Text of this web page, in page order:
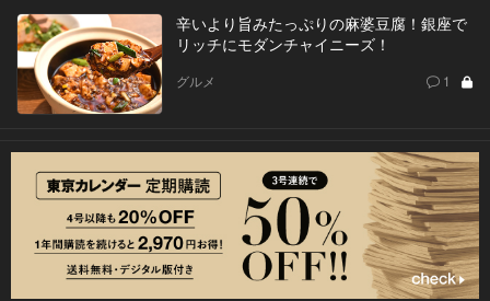
辛いより旨みたっぷりの麻婆豆腐！銀座で
リッチにモダンチャイニーズ！
グルメ 1